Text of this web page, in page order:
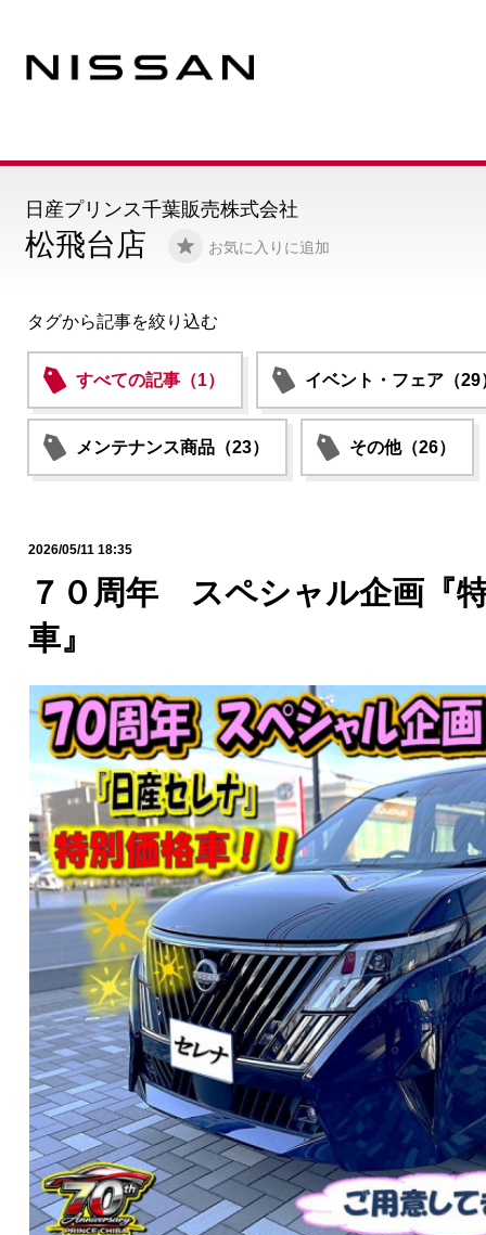
松飛台店 お気に入りに追加
日産プリンス千葉販売株式会社
タグから記事を絞り込む
すべての記事（1） イベント・フェア（29
メンテナンス商品（23） その他（26）
2026/05/11 18:35
７０周年 スペシャル企画『
車』